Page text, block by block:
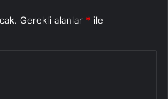
Gerekli alanlar * ile